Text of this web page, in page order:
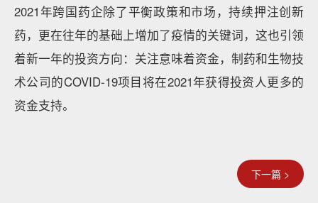
2021年跨国药企除了平衡政策和市场，持续押注创新
药，更在往年的基础上增加了疫情的关键词，这也引领
着新一年的投资方向：关注意味着资金，制药和生物技
术公司的COVID-19项目将在2021年获得投资人更多的
资金支持。
下一篇 >